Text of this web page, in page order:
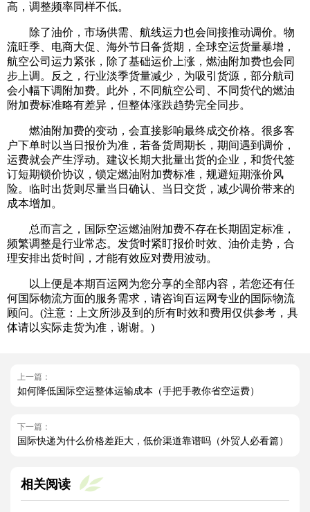
高，调整频率同样不低。
除了油价，市场供需、航线运力也会间接推动调价。物
流旺季、电商大促、海外节日备货期，全球空运货量暴增，
航空公司运力紧张，除了基础运价上涨，燃油附加费也会同
步上调。反之，行业淡季货量减少，为吸引货源，部分航司
会小幅下调附加费。此外，不同航空公司、不同货代的燃油
附加费标准略有差异，但整体涨跌趋势完全同步。
燃油附加费的变动，会直接影响最终成交价格。很多客
户下单时以当日报价为准，若备货周期长，期间遇到调价，
运费就会产生浮动。建议长期大批量出货的企业，和货代签
订短期锁价协议，锁定燃油附加费标准，规避短期涨价风
险。临时出货则尽量当日确认、当日交货，减少调价带来的
成本增加。
总而言之，国际空运燃油附加费不存在长期固定标准，
频繁调整是行业常态。发货时紧盯报价时效、油价走势，合
理安排出货时间，才能有效应对费用波动。
以上便是本期百运网为您分享的全部内容，若您还有任
何国际物流方面的服务需求，请咨询百运网专业的国际物流
顾问。(注意：上文所涉及到的所有时效和费用仅供参考，具
体请以实际走货为准，谢谢。)
上一篇：
如何降低国际空运整体运输成本（手把手教你省空运费）
下一篇：
国际快递为什么价格差距大，低价渠道靠谱吗（外贸人必看篇）
相关阅读